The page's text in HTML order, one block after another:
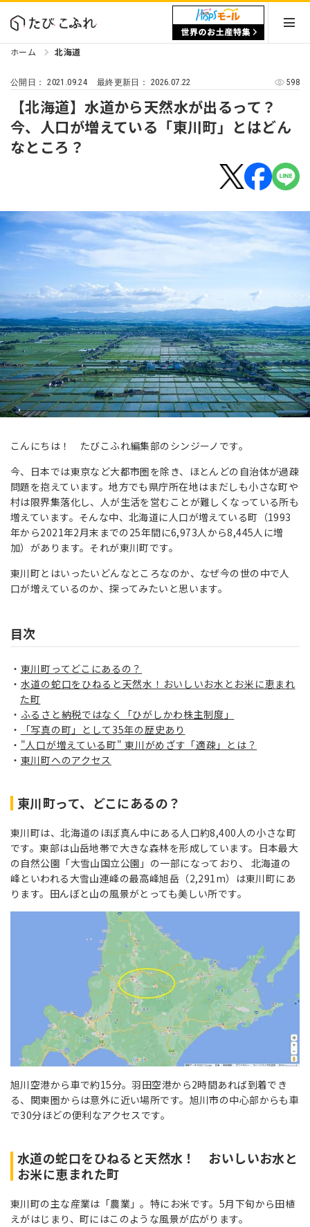
ホーム 北海道
公開日：2021.09.24 最終更新日： 2026.07.22 598
【北海道】水道から天然水が出るって？
今、人口が増えている「東川町」とはどん
なところ？
こんにちは！ たびこふれ編集部のシンジーノです。
今、日本では東京など大都市圏を除き、ほとんどの自治体が過疎
問題を抱えています。地方でも県庁所在地はまだしも小さな町や
村は限界集落化し、人が生活を営むことが難しくなっている所も
増えています。そんな中、北海道に人口が増えている町（1993
年から2021年2月末までの25年間に6,973人から8,445人に増
加）があります。それが東川町です。
東川町とはいったいどんなところなのか、なぜ今の世の中で人
口が増えているのか、探ってみたいと思います。
目次
東川町ってどこにあるの？
水道の蛇口をひねると天然水！おいしいお水とお米に恵まれ
た町
ふるさと納税ではなく「ひがしかわ株主制度」
「写真の町」として35年の歴史あり
"人口が増えている町" 東川がめざす「適疎」とは？
東川町へのアクセス
東川町って、どこにあるの？
東川町は、北海道のほぼ真ん中にある人口約8,400人の小さな町
です。東部は山岳地帯で大きな森林を形成しています。日本最大
の自然公園「大雪山国立公園」の一部になっており、 北海道の
峰といわれる大雪山連峰の最高峰旭岳（2,291m）は東川町にあ
ります。田んぼと山の風景がとっても美しい所です。
旭川空港から車で約15分。羽田空港から2時間あれば到着でき
る、関東圏からは意外に近い場所です。旭川市の中心部からも車
で30分ほどの便利なアクセスです。
水道の蛇口をひねると天然水！ おいしいお水と
お米に恵まれた町
東川町の主な産業は「農業」。特にお米です。5月下旬から田植
えがはじまり、町にはこのような風景が広がります。